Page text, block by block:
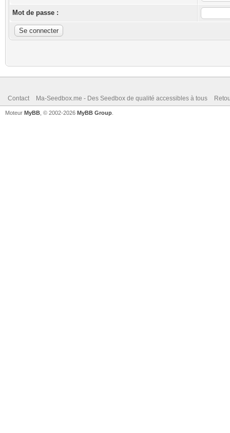
Mot de passe :
Contact Ma-Seedbox.me - Des Seedbox de qualité accessibles à tous
Moteur MyBB , © 2002-2026 MyBB Group